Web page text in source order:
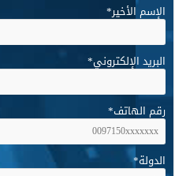
الإسم الأخير*
البريد الإلكتروني*
رقم الهاتف*
الدولة*